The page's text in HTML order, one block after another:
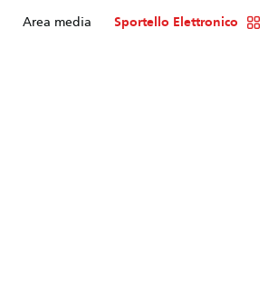
Area media Sportello Elettronico